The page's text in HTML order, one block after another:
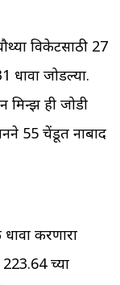
विकेटसाठी 27
धावा जोडल्या.
मिन्झ ही जोडी
55 चेंडूत नाबाद
करणारा
च्या